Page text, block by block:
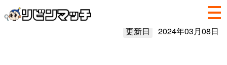
更新日 2024年03月08日